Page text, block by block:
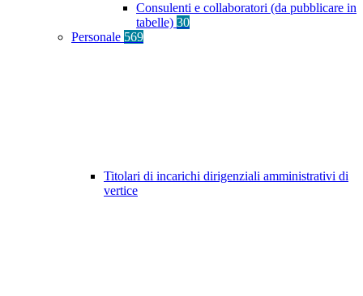
Consulenti e collaboratori (da pubblicare in
tabelle) 30
Personale 569
Titolari di incarichi dirigenziali amministrativi di
vertice